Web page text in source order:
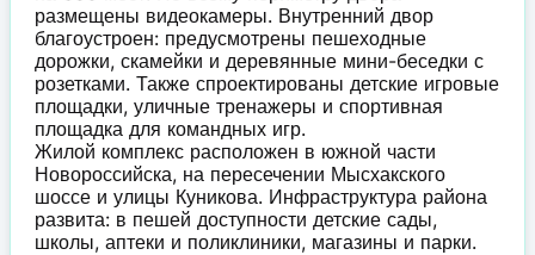
размещены видеокамеры. Внутренний двор
благоустроен: предусмотрены пешеходные
дорожки, скамейки и деревянные мини-беседки с
розетками. Также спроектированы детские игровые
площадки, уличные тренажеры и спортивная
площадка для командных игр.
Жилой комплекс расположен в южной части
Новороссийска, на пересечении Мысхакского
шоссе и улицы Куникова. Инфраструктура района
развита: в пешей доступности детские сады,
школы, аптеки и поликлиники, магазины и парки.